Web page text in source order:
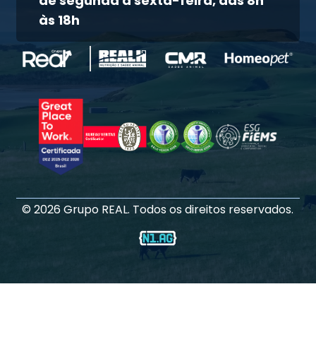
às 18h
©2026Grupo REAL. Todos os direitos reservados.